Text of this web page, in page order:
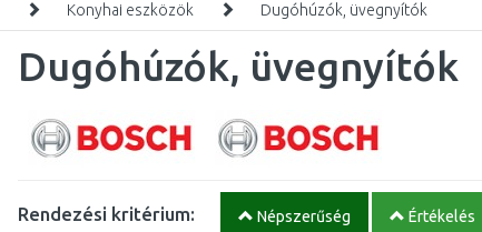
Konyhai eszközök Dugóhúzók, üvegnyítók
Dugóhúzók, üvegnyítók
Rendezési kritérium: Népszerűség Értékelés